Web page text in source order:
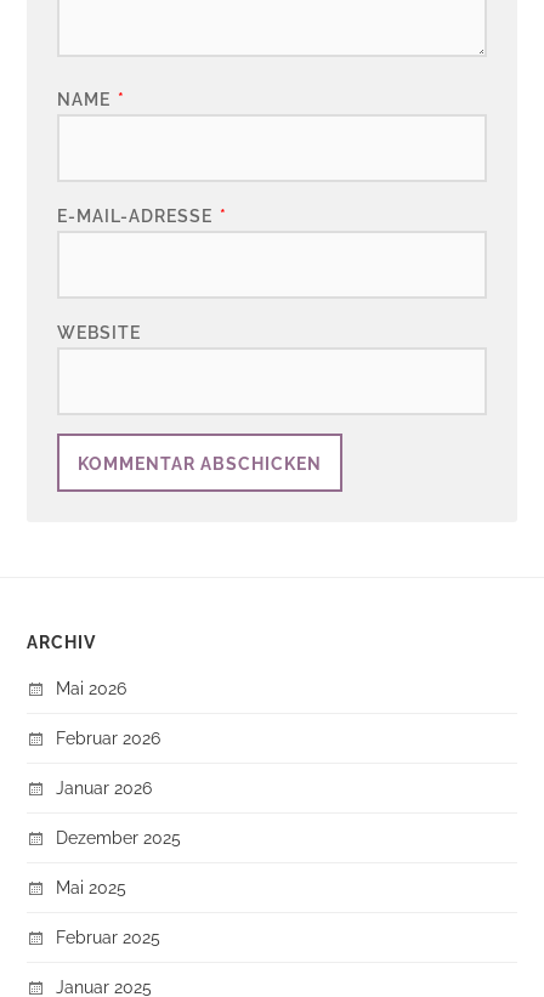
NAME *
E-MAIL-ADRESSE *
WEBSITE
ARCHIV
Mai 2026
Februar 2026
Januar 2026
Dezember 2025
Mai 2025
Februar 2025
Januar 2025